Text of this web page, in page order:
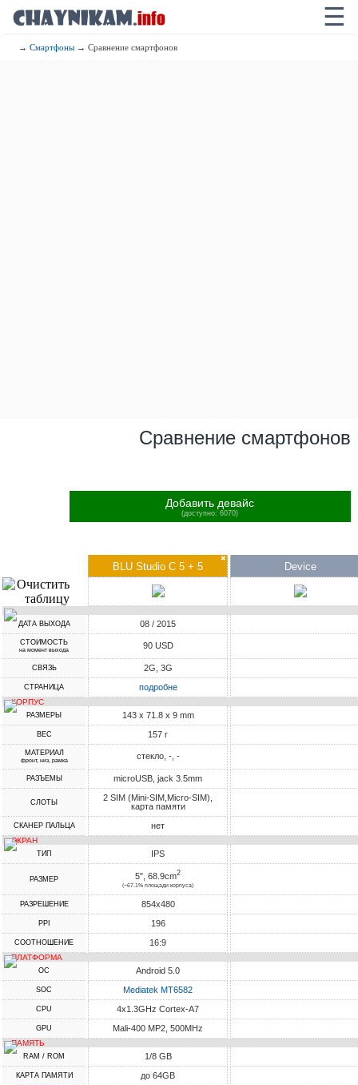
☰
→Смартфоны → Сравнение смартфонов
Сравнение смартфонов
Добавить девайс
(доступно: 6070)
✖
BLU Studio C 5 + 5 Device
ДАТА ВЫХОДА 08 / 2015
СТОИМОСТЬ
на момент выхода 90 USD
СВЯЗЬ 2G, 3G
СТРАНИЦА подробне
КОРПУС
РАЗМЕРЫ 143 x 71.8 x 9 mm
ВЕС 157 г
МАТЕРИАЛ
фронт, низ, рамка стекло, -, -
РАЗЪЕМЫ microUSB, jack 3.5mm
СЛОТЫ
2 SIM (Mini-SIM,Micro-SIM),
карта памяти
СКАНЕР ПАЛЬЦА нет
ЭКРАН
ТИП IPS
РАЗМЕР 5", 68.9cm2
(~67.1% площади корпуса)
РАЗРЕШЕНИЕ 854x480
PPI 196
СООТНОШЕНИЕ 16:9
ПЛАТФОРМА
ОС Android 5.0
SOC Mediatek MT6582
CPU 4x1.3GHz Cortex-A7
GPU Mali-400 MP2, 500MHz
ПАМЯТЬ
RAM / ROM 1/8 GB
КАРТА ПАМЯТИ до 64GB